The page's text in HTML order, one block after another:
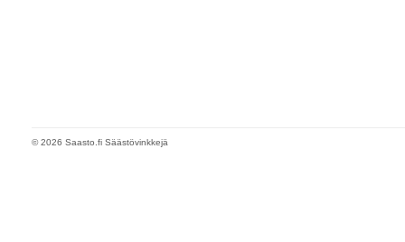
© 2026 Saasto.fi Säästövinkkejä